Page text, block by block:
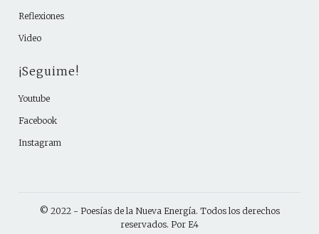
Reflexiones
Video
¡Seguime!
Youtube
Facebook
Instagram
© 2022 - Poesías de la Nueva Energía. Todos los derechos
reservados. Por E4